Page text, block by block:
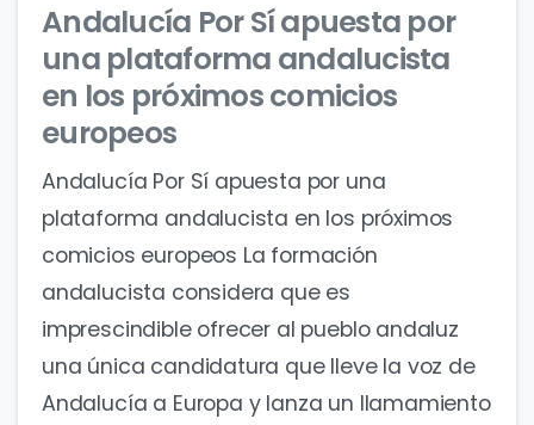
Andalucía Por Sí apuesta por
una plataforma andalucista
en los próximos comicios
europeos
Andalucía Por Sí apuesta por una
plataforma andalucista en los próximos
comicios europeos La formación
andalucista considera que es
imprescindible ofrecer al pueblo andaluz
una única candidatura que lleve la voz de
Andalucía a Europa y lanza un llamamiento